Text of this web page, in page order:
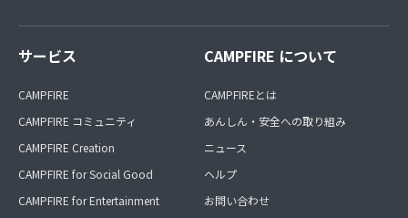
サービス
CAMPFIRE
CAMPFIRE コミュニティ
CAMPFIRE Creation
CAMPFIRE for Social Good
CAMPFIRE for Entertainment
CAMPFIRE について
CAMPFIREとは
あんしん・安全への取り組み
ニュース
ヘルプ
お問い合わせ